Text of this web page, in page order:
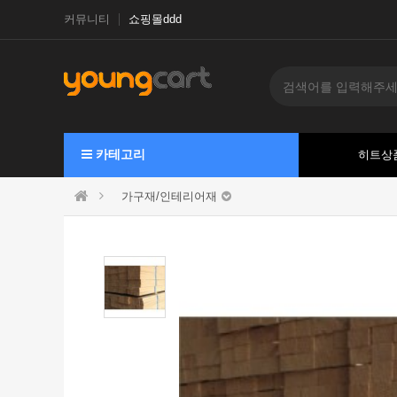
커뮤니티 쇼핑몰ddd
카테고리 히트상
가구재/인테리어재